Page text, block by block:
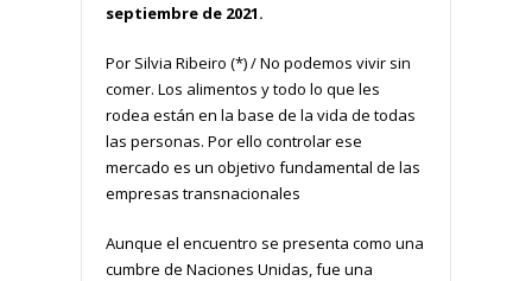
septiembre de 2021.
Por Silvia Ribeiro (*) / No podemos vivir sin
comer. Los alimentos y todo lo que les
rodea están en la base de la vida de todas
las personas. Por ello controlar ese
mercado es un objetivo fundamental de las
empresas transnacionales
Aunque el encuentro se presenta como una
cumbre de Naciones Unidas, fue una